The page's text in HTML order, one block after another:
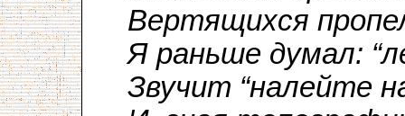
Вертящихся
Я раньше думал:
Звучит “налейте